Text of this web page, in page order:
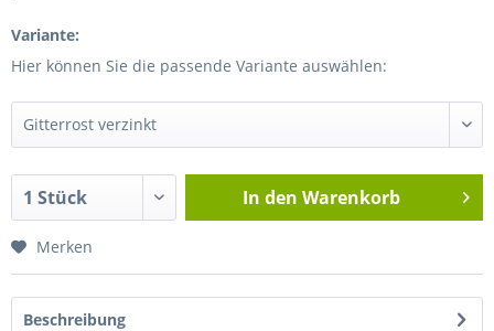
Variante:
Hier können Sie die passende Variante auswählen:
In den Warenkorb
Merken
Beschreibung